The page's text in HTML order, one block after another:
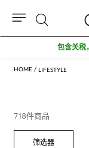
LIFESTYLE
718件商品